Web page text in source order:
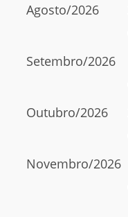
Agosto/2026
Setembro/2026
Outubro/2026
Novembro/2026